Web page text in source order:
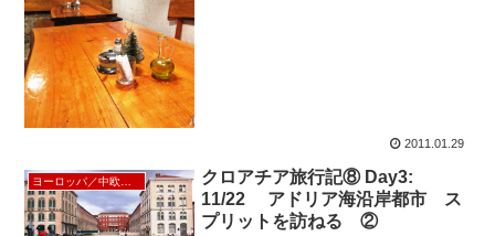
2011.01.29
ヨーロッパ／中欧／北欧
クロアチア旅行記⑧ Day3:
11/22 アドリア海沿岸都市 ス
プリットを訪ねる ②